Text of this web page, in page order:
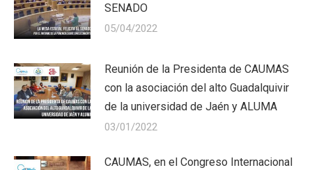
SENADO
05/04/2022
Reunión de la Presidenta de CAUMAS
con la asociación del alto Guadalquivir
de la universidad de Jaén y ALUMA
03/01/2022
CAUMAS, en el Congreso Internacional